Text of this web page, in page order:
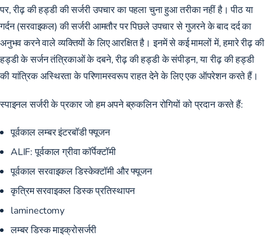
पर, रीढ़ की हड्डी की सर्जरी उपचार का पहला चुना हुआ तरीका नहीं है। पीठ या
गर्दन (सरवाइकल) की सर्जरी आमतौर पर पिछले उपचार से गुजरने के बाद दर्द का
अनुभव करने वाले व्यक्तियों के लिए आरक्षित है। इनमें से कई मामलों में, हमारे रीढ़ की
हड्डी के सर्जन तंत्रिकाओं के दबने, रीढ़ की हड्डी के संपीड़न, या रीढ़ की हड्डी
की यांत्रिक अस्थिरता के परिणामस्वरूप राहत देने के लिए एक ऑपरेशन करते हैं।
स्पाइनल सर्जरी के प्रकार जो हम अपने ब्रुकलिन रोगियों को प्रदान करते हैं:
पूर्वकाल लम्बर इंटरबॉडी फ्यूजन
ALIF: पूर्वकाल ग्रीवा कॉर्पेक्टॉमी
पूर्वकाल सरवाइकल डिस्केक्टॉमी और फ्यूजन
कृत्रिम सरवाइकल डिस्क प्रतिस्थापन
laminectomy
लम्बर डिस्क माइक्रोसर्जरी